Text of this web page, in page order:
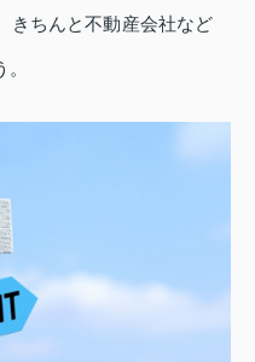
きちんと不動産会社など